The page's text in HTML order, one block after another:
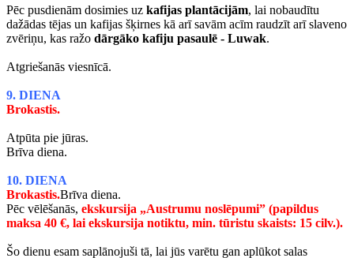
Pēc pusdienām dosimies uz kafijas plantācijām, lai nobaudītu
dažādas tējas un kafijas šķirnes kā arī savām acīm raudzīt arī slaveno
zvēriņu, kas ražo dārgāko kafiju pasaulē - Luwak.
Atgriešanās viesnīcā.
9. DIENA
Brokastis.
Atpūta pie jūras.
Brīva diena.
10. DIENA
Brokastis.Brīva diena.
Pēc vēlēšanās, ekskursija „Austrumu noslēpumi” (papildus
maksa 40 €, lai ekskursija notiktu, min. tūristu skaists: 15 cilv.).
Šo dienu esam saplānojuši tā, lai jūs varētu gan aplūkot salas